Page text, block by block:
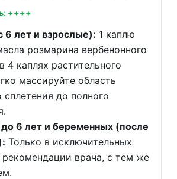
++++
6 лет и взрослые): 1 каплю
розмарина вербенонного
4 каплях растительного
массируйте область
сплетения до полного
6 лет и беременных (после
Только в исключительных
рекомендации врача, с тем же